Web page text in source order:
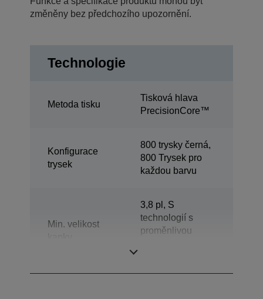
změněny bez předchozího upozornění.
Technologie
Metoda tisku
Tisková hlava
PrecisionCore™
Konfigurace
trysek
800 trysky černá,
800 Trysek pro
každou barvu
Min. velikost
3,8 pl, S
technologií s
proměnlivou